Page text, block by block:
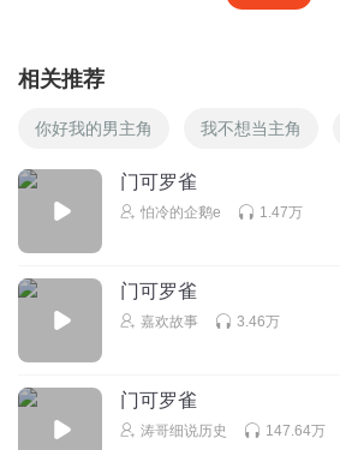
相关推荐
你好我的男主角 我不想当主角
门可罗雀
怕冷的企鹅e 1.47万
门可罗雀
嘉欢故事 3.46万
门可罗雀
涛哥细说历史 147.64万